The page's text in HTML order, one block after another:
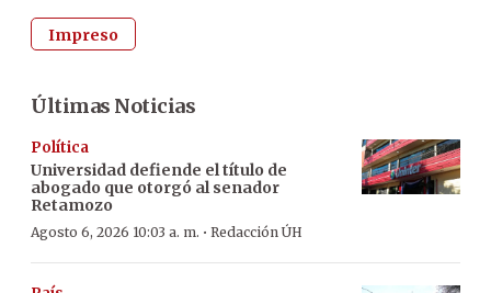
Impreso
Últimas Noticias
Política
Universidad defiende el título de
abogado que otorgó al senador
Retamozo
Agosto 6, 2026 10:03 a. m. · Redacción ÚH